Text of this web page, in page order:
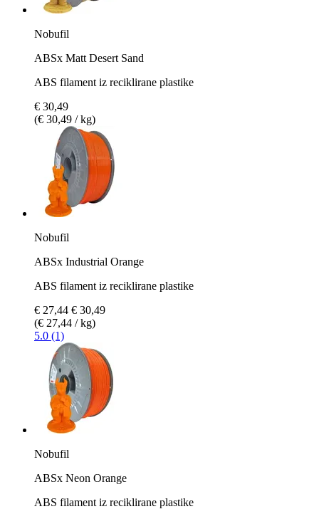
Nobufil
ABSx Matt Desert Sand
ABS filament iz reciklirane plastike
€ 30,49
(€ 30,49 / kg)
Nobufil
ABSx Industrial Orange
ABS filament iz reciklirane plastike
€ 27,44 € 30,49
(€ 27,44 / kg)
5.0 (1)
Nobufil
ABSx Neon Orange
ABS filament iz reciklirane plastike